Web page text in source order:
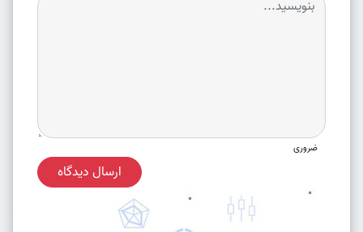
ضروری
ارسال دیدگاه